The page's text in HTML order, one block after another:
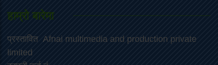
हाम्रो बारेमा
प्रस्तावित Afnai multimedia and production private
limited